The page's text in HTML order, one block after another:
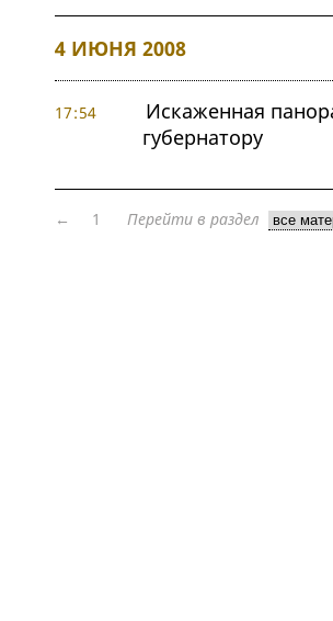
4 ИЮНЯ 2008
17:54
Искаженная
губернатору
← 1 Перейти в раздел